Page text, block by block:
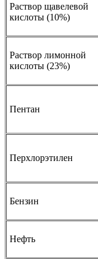
Раствор щавелевой
кислоты (10%)
Раствор лимонной
кислоты (23%)
Пентан
Перхлорэтилен
Бензин
Нефть